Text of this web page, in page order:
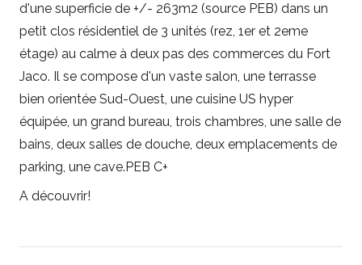
d'une superficie de +/- 263m2 (source PEB) dans un
petit clos résidentiel de 3 unités (rez, 1er et 2eme
étage) au calme à deux pas des commerces du Fort
Jaco. Il se compose d'un vaste salon, une terrasse
bien orientée Sud-Ouest, une cuisine US hyper
équipée, un grand bureau, trois chambres, une salle de
bains, deux salles de douche, deux emplacements de
parking, une cave.PEB C+
A découvrir!